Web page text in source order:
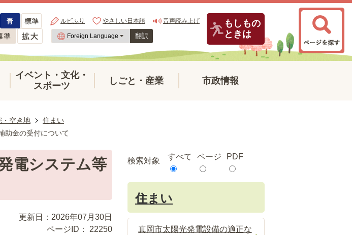
ルビふり やさしい日本語 音声読み上げ
翻訳
もしもの
ときは
イベント・文化・
スポーツ
しごと・産業 市政情報
・空き地
住まい
助金の受付について
電システム等
更新日：2026年07月30日
ページID：
22250
検索対象 すべて ページ PDF
住まい
真岡市太陽光発電設備の適正な